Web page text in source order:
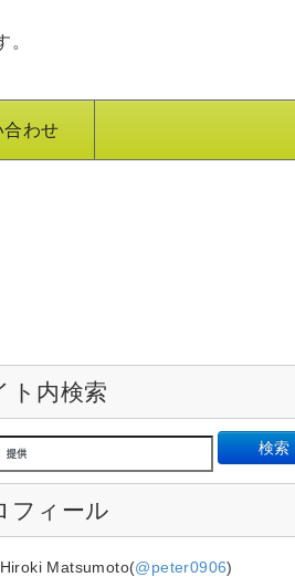
合わせ
ト内検索
フィール
Matsumoto(@peter0906)